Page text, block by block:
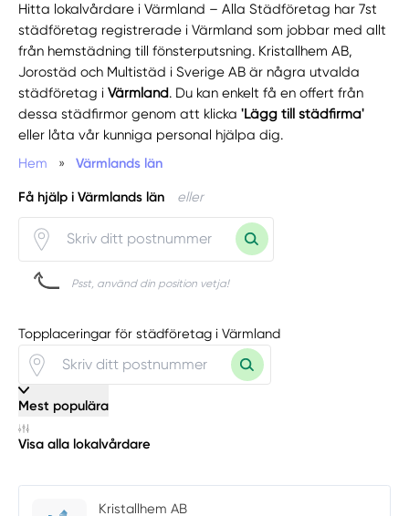
Hitta lokalvårdare i Värmland – Alla Städföretag har 7st
städföretag registrerade i Värmland som jobbar med allt
från hemstädning till fönsterputsning. Kristallhem AB,
Jorostäd och Multistäd i Sverige AB är några utvalda
städföretag iVärmland. Du kan enkelt få en offert från
dessa städfirmor genom att klicka'Lägg till städfirma'
eller låta vår kunniga personal hjälpa dig.
Hem
» Värmlands län
Få hjälp i Värmlands län eller
Psst, använd din position vetja!
Topplaceringar för städföretag i Värmland
Mest populära
Visa alla lokalvårdare
Kristallhem AB